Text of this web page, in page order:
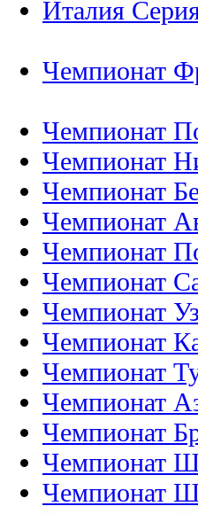
Италия
Чемпионат
Чемпионат
Чемпионат
Чемпионат
Чемпионат
Чемпионат
Чемпионат
Чемпионат
Чемпионат
Чемпионат
Чемпионат
Чемпионат
Чемпионат
Чемпионат